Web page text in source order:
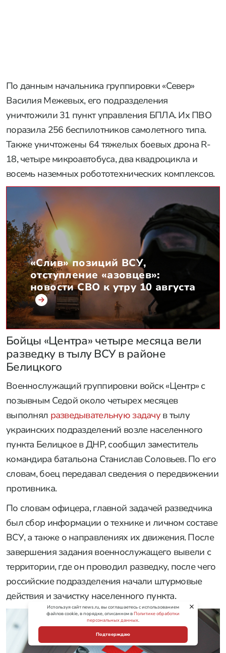
По данным начальника группировки «Север»
Василия Межевых, его подразделения
уничтожили 31 пункт управления БПЛА. Их ПВО
поразила 256 беспилотников самолетного типа.
Также уничтожены 64 тяжелых боевых дрона R-
18, четыре микроавтобуса, два квадроцикла и
восемь наземных робототехнических комплексов.
«Слив» позиций ВСУ,
отступление «азовцев»:
новости СВО к утру 10 августа
Бойцы «Центра» четыре месяца вели
разведку в тылу ВСУ в районе
Белицкого
Военнослужащий группировки войск «Центр» с
позывным Седой около четырех месяцев
выполнял разведывательную задачув тылу
украинских подразделений возле населенного
пункта Белицкое в ДНР, сообщил заместитель
командира батальона Станислав Соловьев. По его
словам, боец передавал сведения о передвижении
противника.
По словам офицера, главной задачей разведчика
был сбор информации о технике и личном составе
ВСУ, а также о направлениях их движения. После
завершения задания военнослужащего вывели с
территории, где он проводил разведку, после чего
российские подразделения начали штурмовые
действия и зачистку населенного пункта.
Используя сайт news.ru, вы соглашаетесь с использованием
файлов cookie, в порядке, описанном вПолитике обработки
персональных данных.
Подтверждаю